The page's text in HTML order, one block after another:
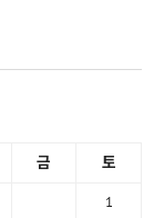
금 토
1